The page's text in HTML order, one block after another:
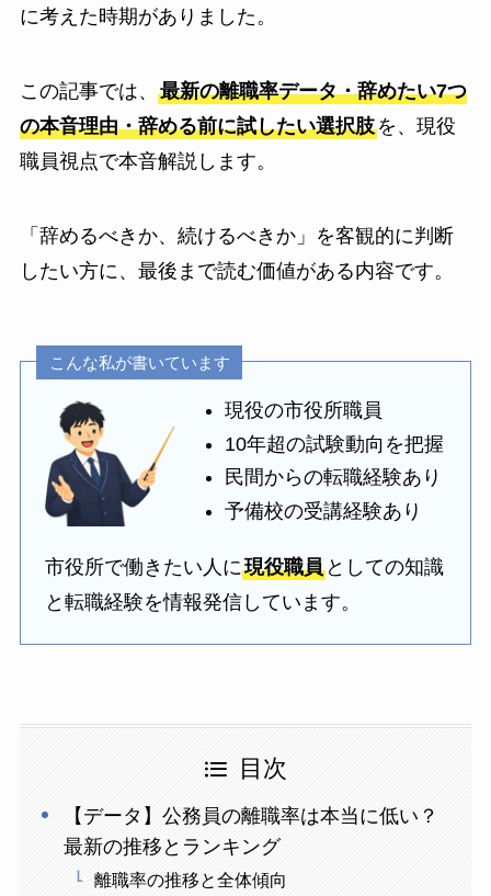
に考えた時期がありました。
この記事では、 最新の離職率データ・辞めたい7つ
の本音理由・辞める前に試したい選択肢を、現役
職員視点で本音解説します。
「辞めるべきか、続けるべきか」を客観的に判断
したい方に、最後まで読む価値がある内容です。
こんな私が書いています
現役の市役所職員
10年超の試験動向を把握
民間からの転職経験あり
予備校の受講経験あり
市役所で働きたい人に現役職員 としての知識
と転職経験を情報発信しています。
目次
【データ】公務員の離職率は本当に低い？
最新の推移とランキング
離職率の推移と全体傾向